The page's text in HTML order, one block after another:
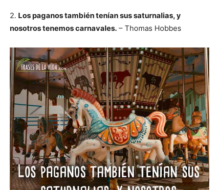
2. Los paganos también tenían sus saturnalias, y
nosotros tenemos carnavales. – Thomas Hobbes